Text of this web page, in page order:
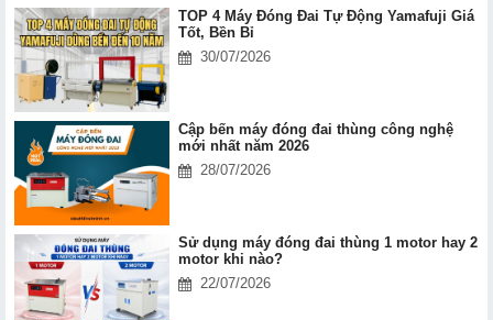
TOP 4 Máy Đóng Đai Tự Động Yamafuji Giá
Tốt, Bền Bỉ
30/07/2026
Cập bến máy đóng đai thùng công nghệ
mới nhất năm 2026
28/07/2026
Sử dụng máy đóng đai thùng 1 motor hay 2
motor khi nào?
22/07/2026